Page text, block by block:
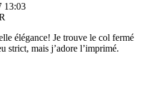
13:03
élégance! Je trouve le col fermé
strict, mais j’adore l’imprimé.